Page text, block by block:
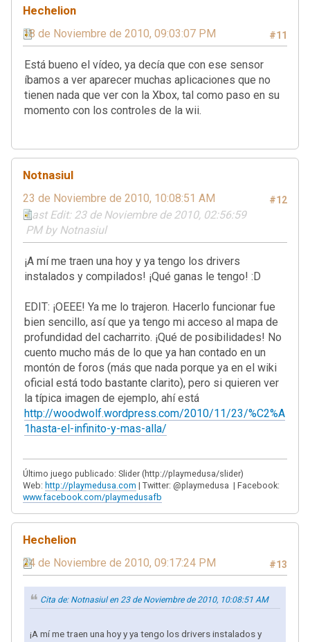
Hechelion
#11
18 de Noviembre de 2010, 09:03:07 PM
Está bueno el vídeo, ya decía que con ese sensor
íbamos a ver aparecer muchas aplicaciones que no
tienen nada que ver con la Xbox, tal como paso en su
momento con los controles de la wii.
Notnasiul
#12
23 de Noviembre de 2010, 10:08:51 AM
Last Edit: 23 de Noviembre de 2010, 02:56:59
PM by Notnasiul
¡A mí me traen una hoy y ya tengo los drivers
instalados y compilados! ¡Qué ganas le tengo! :D
EDIT: ¡OEEE! Ya me lo trajeron. Hacerlo funcionar fue
bien sencillo, así que ya tengo mi acceso al mapa de
profundidad del cacharrito. ¡Qué de posibilidades! No
cuento mucho más de lo que ya han contado en un
montón de foros (más que nada porque ya en el wiki
oficial está todo bastante clarito), pero si quieren ver
la típica imagen de ejemplo, ahí está
http://woodwolf.wordpress.com/2010/11/23/%C2%A
1hasta-el-infinito-y-mas-alla/
Último juego publicado: Slider (http://playmedusa/slider)
Web: http://playmedusa.com | Twitter: @playmedusa | Facebook:
www.facebook.com/playmedusafb
Hechelion
#13
24 de Noviembre de 2010, 09:17:24 PM
Cita de: Notnasiul en 23 de Noviembre de 2010, 10:08:51 AM
¡A mí me traen una hoy y ya tengo los drivers instalados y